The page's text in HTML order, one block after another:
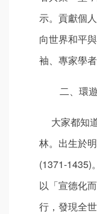
示。貢獻個
向世界和平
袖、專家學
二、環
大家都知
林。出生於
(1371-1435)
以「宣德化
行，發現全